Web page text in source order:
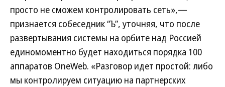
просто не сможем контролировать сеть»,—
признается собеседник “Ъ”, уточняя, что после
развертывания системы на орбите над Россией
единомоментно будет находиться порядка 100
аппаратов OneWeb. «Разговор идет простой: либо
мы контролируем ситуацию на партнерских